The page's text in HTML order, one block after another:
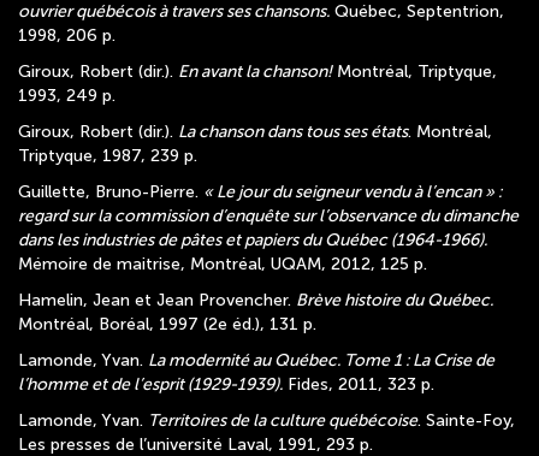
ouvrier québécois à travers ses chansons. Québec, Septentrion,
1998, 206 p.
Giroux, Robert (dir.). En avant la chanson!Montréal, Triptyque,
1993, 249 p.
Giroux, Robert (dir.). La chanson dans tous ses états. Montréal,
Triptyque, 1987, 239 p.
Guillette, Bruno-Pierre. « Le jour du seigneur vendu à l’encan » :
regard sur la commission d’enquête sur l’observance du dimanche
dans les industries de pâtes et papiers du Québec (1964-1966).
Mémoire de maitrise, Montréal, UQAM, 2012, 125 p.
Hamelin, Jean et Jean Provencher. Brève histoire du Québec.
Montréal, Boréal, 1997 (2e éd.), 131 p.
Lamonde, Yvan. La modernité au Québec. Tome 1 : La Crise de
l’homme et de l’esprit (1929-1939). Fides, 2011, 323 p.
Lamonde, Yvan. Territoires de la culture québécoise. Sainte-Foy,
Les presses de l’université Laval, 1991, 293 p.